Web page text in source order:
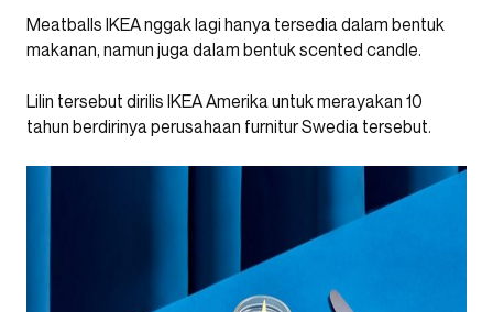
Meatballs IKEA nggak lagi hanya tersedia dalam bentuk
makanan, namun juga dalam bentuk scented candle.
Lilin tersebut dirilis IKEA Amerika untuk merayakan 10
tahun berdirinya perusahaan furnitur Swedia tersebut.